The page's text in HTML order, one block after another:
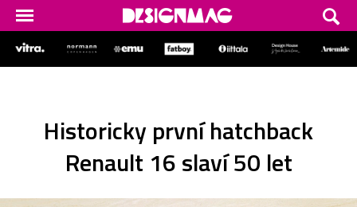
Historicky první hatchback
Renault 16 slaví 50 let